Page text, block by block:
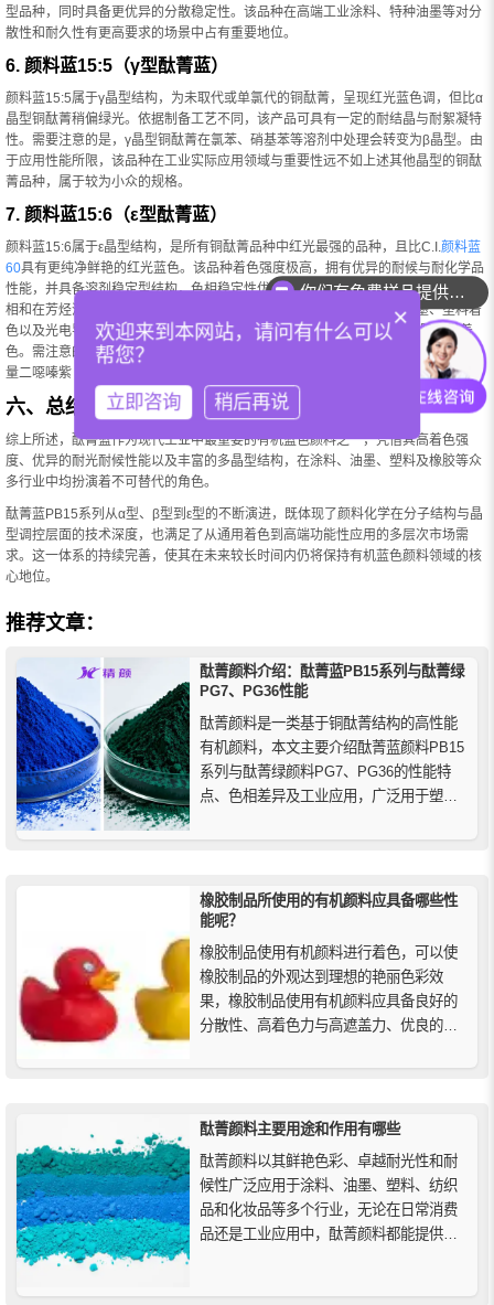
型品种，同时具备更优异的分散稳定性。该品种在高端工业涂料、特种油墨等对分
散性和耐久性有更高要求的场景中占有重要地位。
6. 颜料蓝15:5（γ型酞菁蓝）
颜料蓝15:5属于γ晶型结构，为未取代或单氯代的铜酞菁，呈现红光蓝色调，但比α
晶型铜酞菁稍偏绿光。依据制备工艺不同，该产品可具有一定的耐结晶与耐絮凝特
性。需要注意的是，γ晶型铜酞菁在氯苯、硝基苯等溶剂中处理会转变为β晶型。由
于应用性能所限，该品种在工业实际应用领域与重要性远不如上述其他晶型的铜酞
菁品种，属于较为小众的规格。
7. 颜料蓝15:6（ε型酞菁蓝）
颜料蓝15:6属于ε晶型结构，是所有铜酞菁品种中红光最强的品种，且比C.I.颜料蓝
60具有更纯净鲜艳的红光蓝色。该品种着色强度极高，拥有优异的耐候与耐化学品
性能，并具备溶剂稳定型结构，色相稳定性优于其他晶型。由于其独特的红光蓝色
相和在芳烃溶剂中不发生晶型转变的稳定性，它主要被应用于涂料、印墨、塑料着
色以及光电导功能性颜料领域，尤其适用于液晶显示器滤色片（CF）光阻印墨着
色。需注意的是，该品种价格较为昂贵，在实际应用中有时会通过α型铜酞菁与少
量二噁嗪紫（
六、总结
综上所述，酞菁蓝作为现代工业中最重要的有机蓝色颜料之一，凭借其高着色强
度、优异的耐光耐候性能以及丰富的多晶型结构，在涂料、油墨、塑料及橡胶等众
多行业中均扮演着不可替代的角色。
酞菁蓝PB15系列从α型、β型到ε型的不断演进，既体现了颜料化学在分子结构与晶
型调控层面的技术深度，也满足了从通用着色到高端功能性应用的多层次市场需
求。这一体系的持续完善，使其在未来较长时间内仍将保持有机蓝色颜料领域的核
心地位。
推荐文章：
酞菁颜料介绍：酞菁蓝PB15系列与酞菁绿
PG7、PG36性能
酞菁颜料是一类基于铜酞菁结构的高性能
有机颜料，本文主要介绍酞菁蓝颜料PB15
系列与酞菁绿颜料PG7、PG36的性能特
点、色相差异及工业应用，广泛用于塑
橡胶制品所使用的有机颜料应具备哪些性
能呢？
橡胶制品使用有机颜料进行着色，可以使
橡胶制品的外观达到理想的艳丽色彩效
果，橡胶制品使用有机颜料应具备良好的
分散性、高着色力与高遮盖力、优良的耐
酞菁颜料主要用途和作用有哪些
酞菁颜料以其鲜艳色彩、卓越耐光性和耐
候性广泛应用于涂料、油墨、塑料、纺织
品和化妆品等多个行业，无论在日常消费
品还是工业应用中，酞菁颜料都能提供持
你们有免费样品提供吗？
×
欢迎来到本网站，请问有什么可以
帮您？
立即咨询 稍后再说